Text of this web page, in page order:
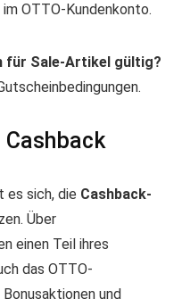
OTTO-Kundenkonto.
für Sale-Artikel gültig?
es sich, die Cashback-
Über
einen Teil ihres
das OTTO-
und